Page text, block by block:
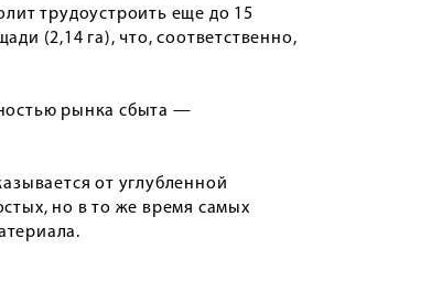
трудоустроить еще до 15
(2,14 га), что, соответственно,
рынка сбыта —
от углубленной
но в то же время самых